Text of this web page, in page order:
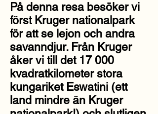
På denna resa besöker vi
först Kruger nationalpark
för att se lejon och andra
savanndjur. Från Kruger
åker vi till det 17 000
kvadratkilometer stora
kungariket Eswatini (ett
land mindre än Kruger